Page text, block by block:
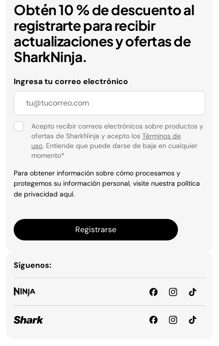
Obtén 10 % de descuento al
registrarte para recibir
actualizaciones y ofertas de
SharkNinja.
Ingresa tu correo electrónico
Acepto recibir correos electrónicos sobre productos y
ofertas de SharkNinja y acepto los Términos de
uso. Entiende que puede darse de baja en cualquier
momento*
Para obtener información sobre cómo procesamos y
protegemos su información personal, visite nuestra política
de privacidad aquí.
Registrarse
Síguenos: